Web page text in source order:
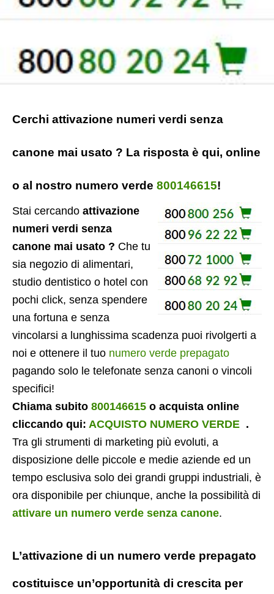
Cerchi attivazione numeri verdi senza
canone mai usato ? La risposta è qui, online
o al nostro numero verde 800146615!
Stai cercando attivazione
numeri verdi senza
canone mai usato ? Che tu
sia negozio di alimentari,
studio dentistico o hotel con
pochi click, senza spendere
una fortuna e senza
vincolarsi a lunghissima scadenza puoi rivolgerti a
noi e ottenere il tuo numero verde prepagato
pagando solo le telefonate senza canoni o vincoli
specifici!
Chiama subito 800146615 o acquista online
cliccando qui: ACQUISTO NUMERO VERDE .
Tra gli strumenti di marketing più evoluti, a
disposizione delle piccole e medie aziende ed un
tempo esclusiva solo dei grandi gruppi industriali, è
ora disponibile per chiunque, anche la possibilità di
attivare un numero verde senza canone.
L’attivazione di un numero verde prepagato
costituisce un’opportunità di crescita per